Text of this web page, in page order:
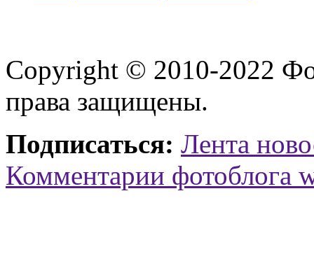
Copyright © 2010-2022
права защищены.
Подписаться: Лента
Комментарии фотоблога